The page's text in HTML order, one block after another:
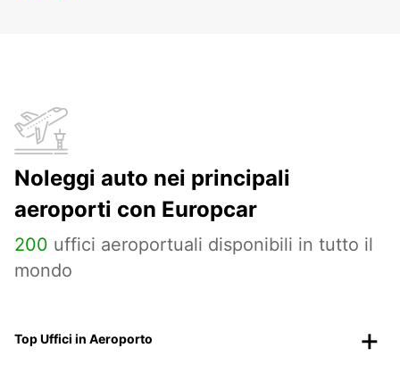
Noleggi auto nei principali
aeroporti con Europcar
200 uffici aeroportuali disponibili in tutto il
mondo
Top Uffici in Aeroporto